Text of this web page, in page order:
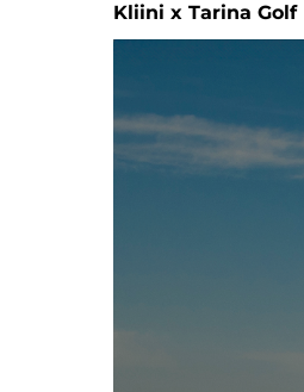
Kliini x Tarina Golf